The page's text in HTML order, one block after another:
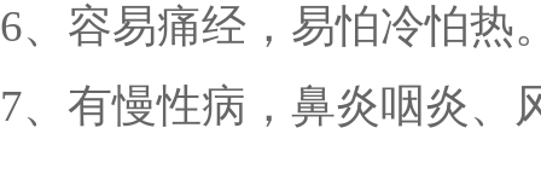
6、容易痛经，易怕冷怕热
7、有慢性病，鼻炎咽炎、